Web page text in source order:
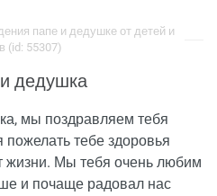
папе и дедушке от детей и
(id: 55307)
дедушка
мы поздравляем тебя
тебе здоровья
жизни. Мы тебя очень любим
и почаще радовал нас